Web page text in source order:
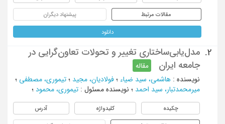
مقالات مرتبط پیشنهاد دیگران
دانلود
2.
مدل‌یابی‌ساختاری تغییر و تحولات تعاون‌گرایی در
جامعه ایران
مقاله
نویسنده : هاشمی، سید ضیاء ؛ فولادیان، مجید ؛ تیموری، مصطفی ؛
میرمحمدتبار، سید احمد ؛ نویسنده مسئول : تیموری، محمود ؛
چکیده کلیدواژه آدرس